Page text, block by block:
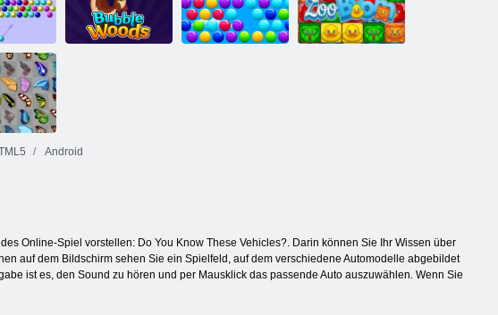
Onet Connect
Shooter
Android
Online-Spiel vorstellen: Do You Know These Vehicles?. Darin können Sie Ihr Wissen über
auf dem Bildschirm sehen Sie ein Spielfeld, auf dem verschiedene Automodelle abgebildet
ist es, den Sound zu hören und per Mausklick das passende Auto auszuwählen. Wenn Sie